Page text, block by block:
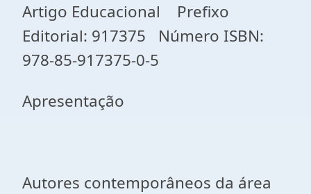
Artigo Educacional Prefixo
Editorial: 917375 Número ISBN:
978-85-917375-0-5
Apresentação
Autores contemporâneos da área